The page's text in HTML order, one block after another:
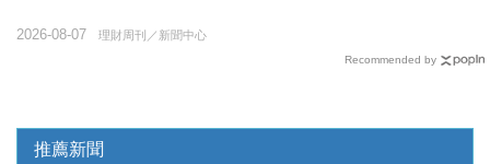
理財周刊／新聞中心
2026-08-07
Recommended by
推薦新聞